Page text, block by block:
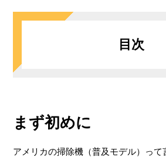
目次
用途は？
おすすめは？
まず初めに
アメリカの掃除機（普及モデル）って